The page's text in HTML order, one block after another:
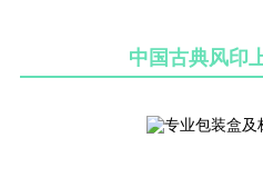
中国古典风印